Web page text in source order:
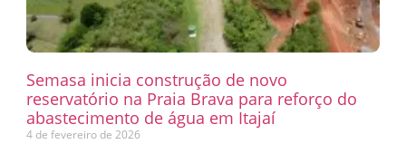
Semasa inicia construção de novo
reservatório na Praia Brava para reforço do
abastecimento de água em Itajaí
4 de fevereiro de 2026